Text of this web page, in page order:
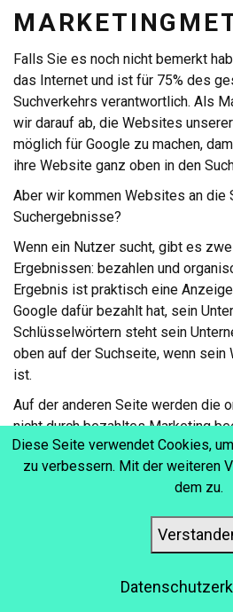
Falls Sie es noch nicht bemerkt
das Internet und ist für 75% des
Suchverkehrs verantwortlich. Als
wir darauf ab, die Websites
möglich für Google zu machen,
ihre Website ganz oben in den
Aber wir kommen Websites an die
Suchergebnisse?
Wenn ein Nutzer sucht, gibt es
Ergebnissen: bezahlen und
Ergebnis ist praktisch eine
Google dafür bezahlt hat, sein
Schlüsselwörtern steht sein
oben auf der Suchseite, wenn
ist.
Auf der anderen Seite werden die
nicht durch bezahltes Marketing
Reihenfolge der Websites ist
werden Websites von Google
der Inhalt mit den gesuchten
Suchbegriffe natürlich am
Klicks ausmachen, ist das
Diese Seite verwendet Cookies,
zu verbessern. Mit der weiteren
dem zu.